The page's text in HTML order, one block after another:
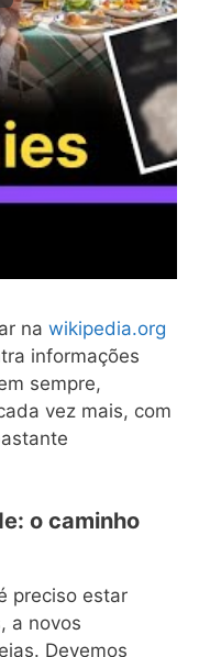
na wikipedia.org
informações
sempre,
vez mais, com
o caminho
preciso estar
a novos
Devemos